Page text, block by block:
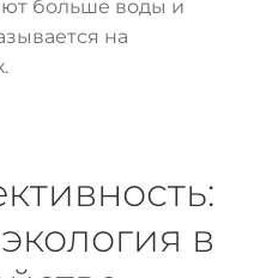
больше воды и
на
в